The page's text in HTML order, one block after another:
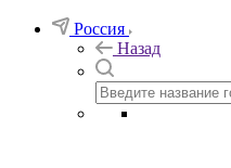
Россия
Назад